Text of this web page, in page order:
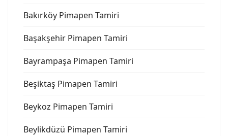
Bakırköy Pimapen Tamiri
Başakşehir Pimapen Tamiri
Bayrampaşa Pimapen Tamiri
Beşiktaş Pimapen Tamiri
Beykoz Pimapen Tamiri
Beylikdüzü Pimapen Tamiri